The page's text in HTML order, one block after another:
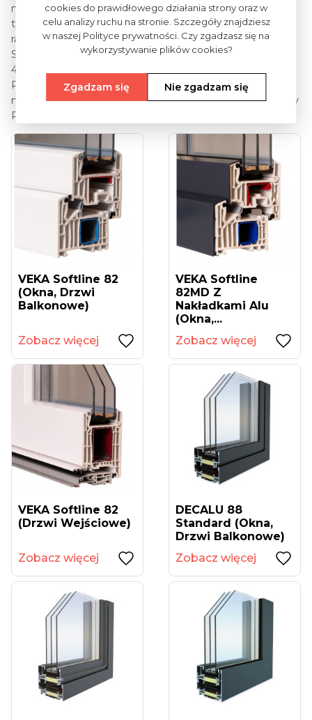
naklejonego z międzyszybowym, z tą różnicą, iż zamiast
typowego szprosu międzyszybowego stosuje się imitację
ramki aluminiowej, która stwarza wrażenie podziału szyby.
Szprosy wiedeńskie są dostępne dla szerokości 25mm i
40mm oraz pełnej gamie kolorystycznej profili pvc.
Podobnie jak w przypadku szprosów naklejanych istnieje
możliwość lakierowania szprosów na dowolny kolor z palety
RAL.
VEKA Softline 82
(okna, Drzwi
Balkonowe)
Zobacz więcej
VEKA Softline
82MD Z
Nakładkami Alu
(okna,...
Zobacz więcej
VEKA Softline 82
(drzwi Wejściowe)
Zobacz więcej
DECALU 88
Standard (okna,
Drzwi Balkonowe)
Zobacz więcej
cookies do prawidłowego działania strony oraz w
celu analizy ruchu na stronie. Szczegóły znajdziesz
w naszej Polityce prywatności. Czy zgadzasz się na
wykorzystywanie plików cookies?
Zgadzam się Nie zgadzam się